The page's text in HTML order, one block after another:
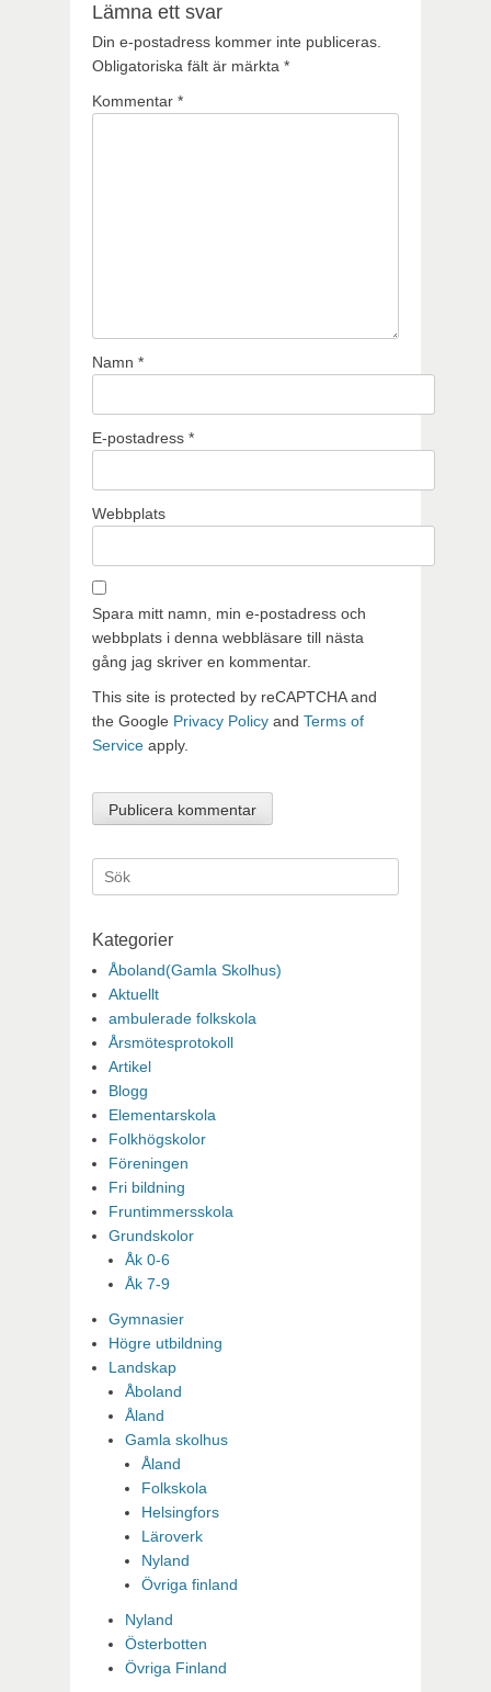
Lämna ett svar
Din e-postadress kommer inte publiceras.
Obligatoriska fält är märkta *
Kommentar *
Namn *
E-postadress *
Webbplats
Spara mitt namn, min e-postadress och
webbplats i denna webbläsare till nästa
gång jag skriver en kommentar.
This site is protected by reCAPTCHA and
the Google Privacy Policy and Terms of
Service apply.
Sök
efter:
Kategorier
Åboland(Gamla Skolhus)
Aktuellt
ambulerade folkskola
Årsmötesprotokoll
Artikel
Blogg
Elementarskola
Folkhögskolor
Föreningen
Fri bildning
Fruntimmersskola
Grundskolor
Åk 0-6
Åk 7-9
Gymnasier
Högre utbildning
Landskap
Åboland
Åland
Gamla skolhus
Åland
Folkskola
Helsingfors
Läroverk
Nyland
Övriga finland
Nyland
Österbotten
Övriga Finland